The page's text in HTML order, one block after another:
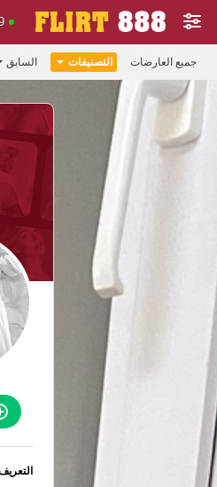
جميع العارضات التصنيفات السابق